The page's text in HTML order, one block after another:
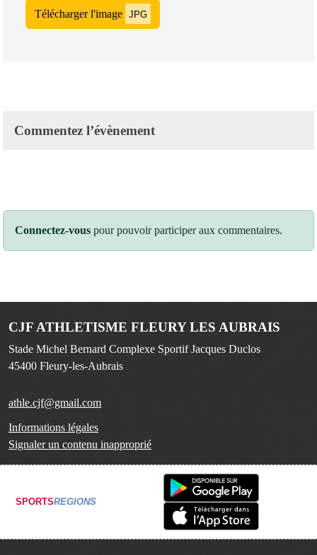
Télécharger l'image JPG
Commentez l’évènement
Connectez-vous pour pouvoir participer aux commentaires.
CJF ATHLETISME FLEURY LES AUBRAIS
Stade Michel Bernard Complexe Sportif Jacques Duclos
45400 Fleury-les-Aubrais
athle.cjf@gmail.com
Informations légales
Signaler un contenu inapproprié
SPORTSREGIONS